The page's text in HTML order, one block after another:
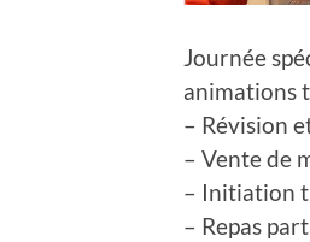
Journée
animations
– Révision
– Vente de
– Initiation
– Repas